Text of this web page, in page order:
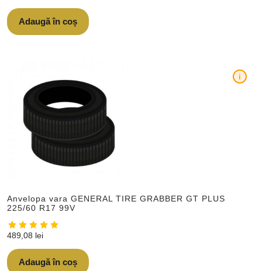
Adaugă în coș
Anvelopa vara GENERAL TIRE GRABBER GT PLUS
225/60 R17 99V
i
489,08 lei
Adaugă în coș